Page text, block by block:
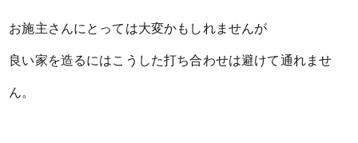
お施主さんにとっては大変かもしれませんが
良い家を造るにはこうした打ち合わせは避けて通れませ
ん。